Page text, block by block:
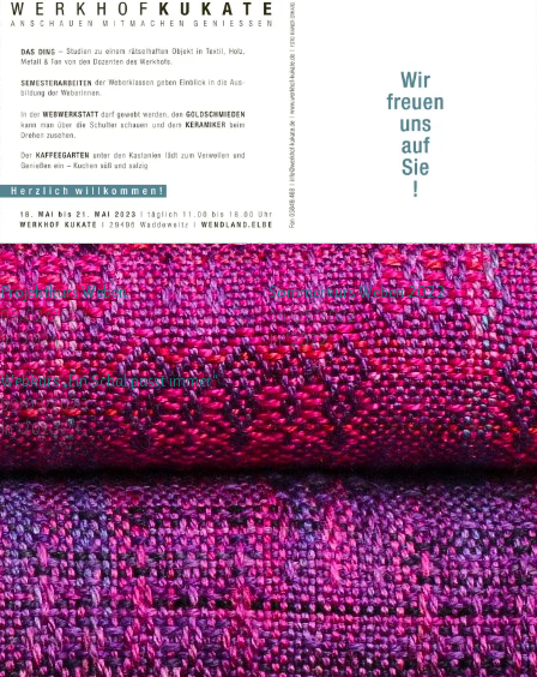
Projektkurs Weben
09/02/2024
In "2024"
Sommerkurs Weben 2022
14/05/2022
In "2022"
Webkurs „Ein Schal passt immer“
09/03/2023
In "2023"